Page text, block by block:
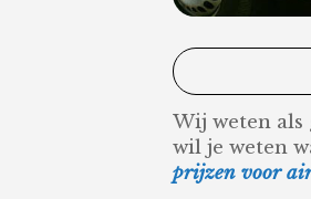
Wij weten als
wil je weten
prijzen voor